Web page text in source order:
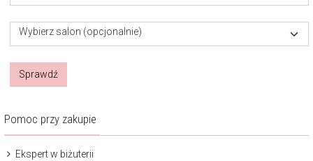
Wybierz salon (opcjonalnie)
Sprawdź
Pomoc przy zakupie
Ekspert w biżuterii